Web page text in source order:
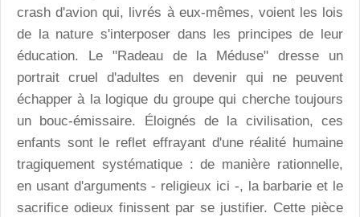
crash d'avion qui, livrés à eux-mêmes, voient les lois
de la nature s'interposer dans les principes de leur
éducation. Le "Radeau de la Méduse" dresse un
portrait cruel d'adultes en devenir qui ne peuvent
échapper à la logique du groupe qui cherche toujours
un bouc-émissaire. Éloignés de la civilisation, ces
enfants sont le reflet effrayant d'une réalité humaine
tragiquement systématique : de manière rationnelle,
en usant d'arguments - religieux ici -, la barbarie et le
sacrifice odieux finissent par se justifier. Cette pièce